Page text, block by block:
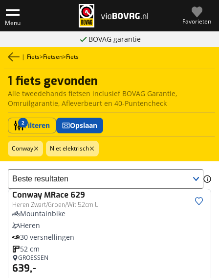
Menu Favorieten
BOVAG garantie
| Fiets>Fietsen>Fiets
1 fiets gevonden
Alle tweedehands fietsen inclusief BOVAG Garantie,
Omruilgarantie, Afleverbeurt en 40-Puntencheck
2Filteren Opslaan
Conway Niet elektrisch
Sorteer resultaten
ConwayMRace 629
Heren Zwart/Groen/Wit 52cm L
Mountainbike
Heren
30 versnellingen
52 cm
GROESSEN
639,-